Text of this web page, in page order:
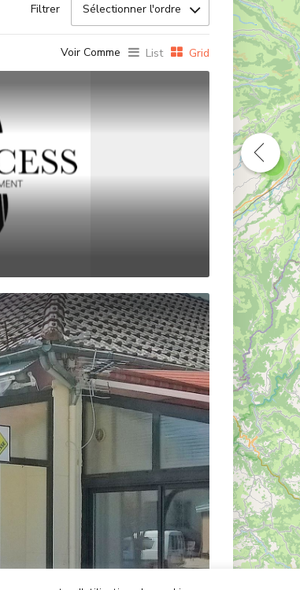
3
Filtrer Sélectionner l'ordre
Voir Comme List Grid